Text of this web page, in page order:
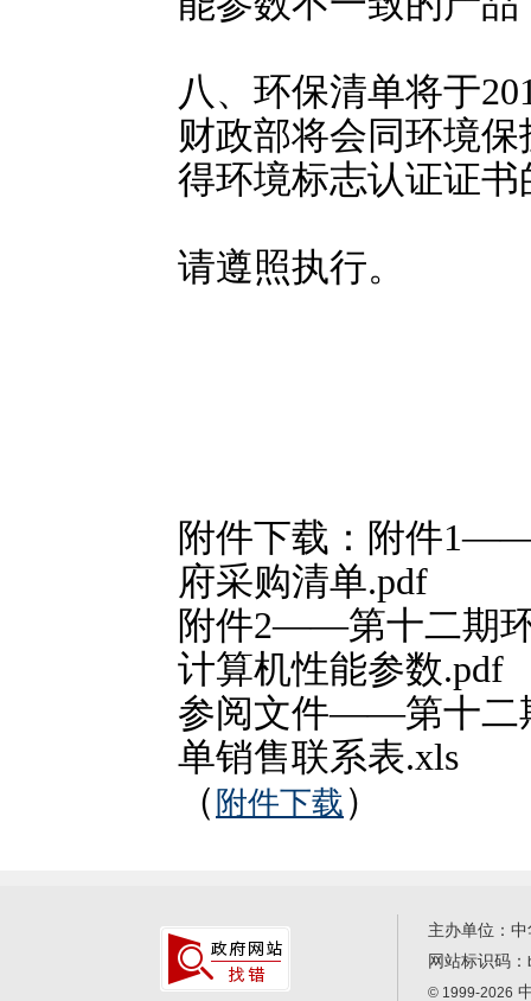
八、环保清单将于
财政部将会同环境保
得环境标志认证证
请遵照执行。
附件下载：附件
府采购清单.pdf
附件2——第十二期
计算机性能参数.pdf
参阅文件——第十二
单销售联系表.xls
（ 附件下载 ）
主办单位：
网站标识码：
© 1999-2026